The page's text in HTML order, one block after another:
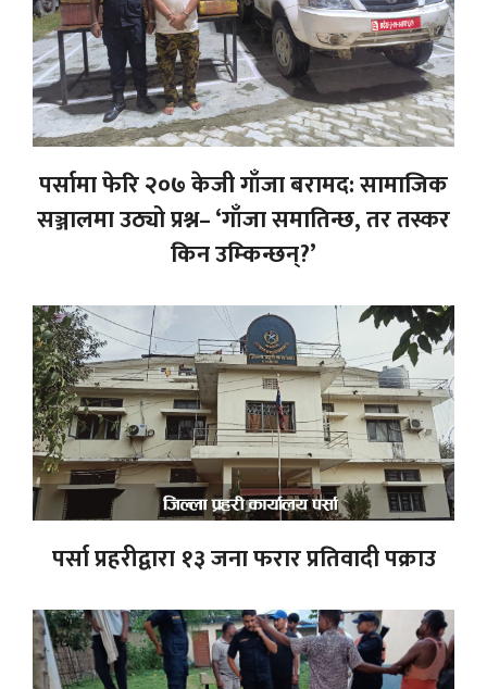
पर्सामा फेरि २०७ केजी गाँजा बरामद: सामाजिक
सञ्जालमा उठ्यो प्रश्न– ‘गाँजा समातिन्छ, तर तस्कर
किन उम्किन्छन्?’
पर्सा प्रहरीद्वारा १३ जना फरार प्रतिवादी पक्राउ